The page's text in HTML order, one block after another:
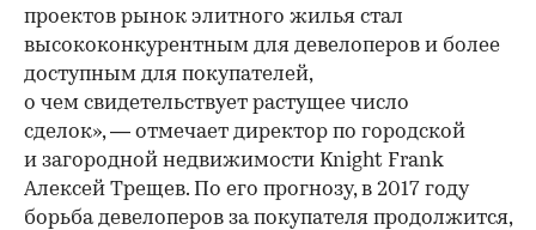
проектов рынок элитного жилья стал
высококонкурентным для девелоперов и более
доступным для покупателей,
о чем свидетельствует растущее число
сделок», — отмечает директор по городской
и загородной недвижимости Knight Frank
Алексей Трещев. По его прогнозу, в 2017 году
борьба девелоперов за покупателя продолжится,